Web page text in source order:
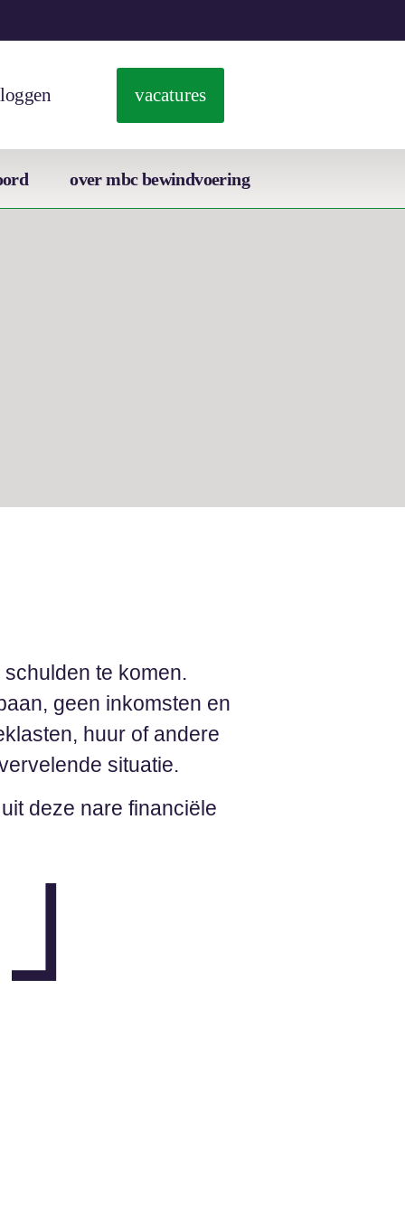
vacatures
over mbc bewindvoering
te komen.
geen inkomsten en
huur of andere
situatie.
deze nare financiële